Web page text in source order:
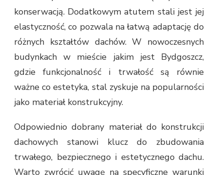
konserwacją. Dodatkowym atutem stali jest jej
elastyczność, co pozwala na łatwą adaptację do
różnych kształtów dachów. W nowoczesnych
budynkach w mieście jakim jest Bydgoszcz,
gdzie funkcjonalność i trwałość są równie
ważne co estetyka, stal zyskuje na popularności
jako materiał konstrukcyjny.
Odpowiednio dobrany materiał do konstrukcji
dachowych stanowi klucz do zbudowania
trwałego, bezpiecznego i estetycznego dachu.
Warto zwrócić uwagę na specyficzne warunki